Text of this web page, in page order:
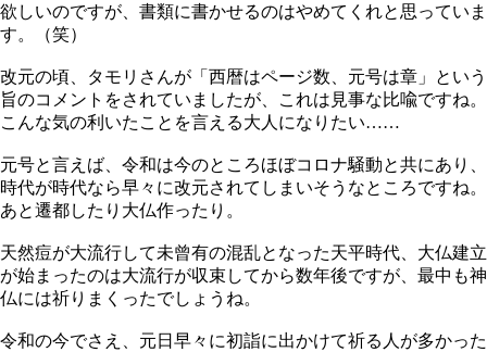
欲しいのですが、書類に書かせるのはやめてくれと思っていま
す。（笑）
改元の頃、タモリさんが「西暦はページ数、元号は章」という
旨のコメントをされていましたが、これは見事な比喩ですね。
こんな気の利いたことを言える大人になりたい……
元号と言えば、令和は今のところほぼコロナ騒動と共にあり、
時代が時代なら早々に改元されてしまいそうなところですね。
あと遷都したり大仏作ったり。
天然痘が大流行して未曾有の混乱となった天平時代、大仏建立
が始まったのは大流行が収束してから数年後ですが、最中も神
仏には祈りまくったでしょうね。
令和の今でさえ、元日早々に初詣に出かけて祈る人が多かった